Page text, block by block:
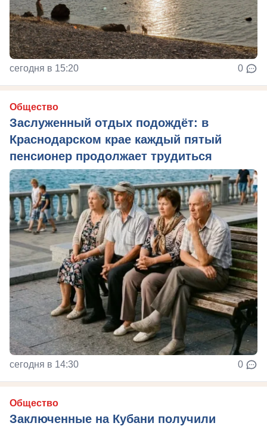
сегодня в 15:20 0
Общество
Заслуженный отдых подождёт: в
Краснодарском крае каждый пятый
пенсионер продолжает трудиться
сегодня в 14:30 0
Общество
Заключенные на Кубани получили